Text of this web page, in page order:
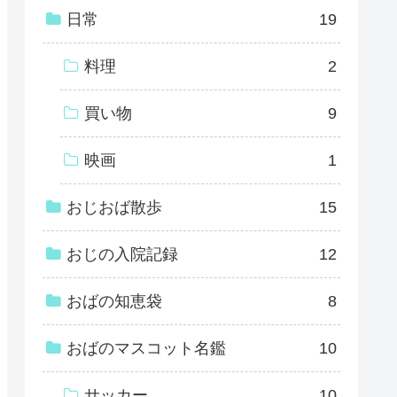
日常 19
料理 2
買い物 9
映画 1
おじおば散歩 15
おじの入院記録 12
おばの知恵袋 8
おばのマスコット名鑑 10